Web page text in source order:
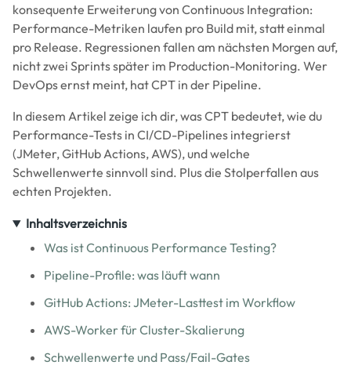
konsequente Erweiterung von Continuous Integration:
Performance-Metriken laufen pro Build mit, statt einmal
pro Release. Regressionen fallen am nächsten Morgen auf,
nicht zwei Sprints später im Production-Monitoring. Wer
DevOps ernst meint, hat CPT in der Pipeline.
In diesem Artikel zeige ich dir, was CPT bedeutet, wie du
Performance-Tests in CI/CD-Pipelines integrierst
(JMeter, GitHub Actions, AWS), und welche
Schwellenwerte sinnvoll sind. Plus die Stolperfallen aus
echten Projekten.
Inhaltsverzeichnis
Was ist Continuous Performance Testing?
Pipeline-Profile: was läuft wann
GitHub Actions: JMeter-Lasttest im Workflow
AWS-Worker für Cluster-Skalierung
Schwellenwerte und Pass/Fail-Gates